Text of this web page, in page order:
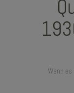
Wenn